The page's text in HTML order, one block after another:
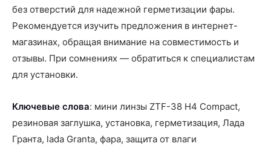
без отверстий для надежной герметизации фары.
Рекомендуется изучить предложения в интернет-
магазинах, обращая внимание на совместимость и
отзывы. При сомнениях — обратиться к специалистам
для установки.
Ключевые слова: мини линзы ZTF-38 H4 Compact,
резиновая заглушка, установка, герметизация, Лада
Гранта, lada Granta, фара, защита от влаги